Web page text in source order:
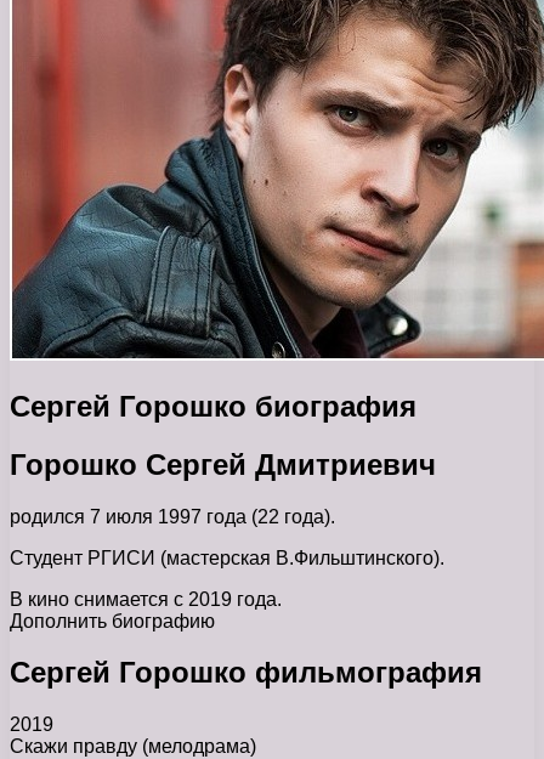
Сергей Горошко биография
Горошко Сергей Дмитриевич
родился 7 июля 1997 года (22 года).
Студент РГИСИ (мастерская В.Фильштинского).
В кино снимается с 2019 года.
Дополнить биографию
Сергей Горошко фильмография
2019
Скажи правду (мелодрама)